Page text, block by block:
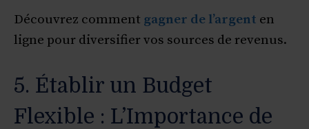
Découvrez comment gagner de l’argent en
ligne pour diversifier vos sources de revenus.
5. Établir un Budget
Flexible : L’Importance de